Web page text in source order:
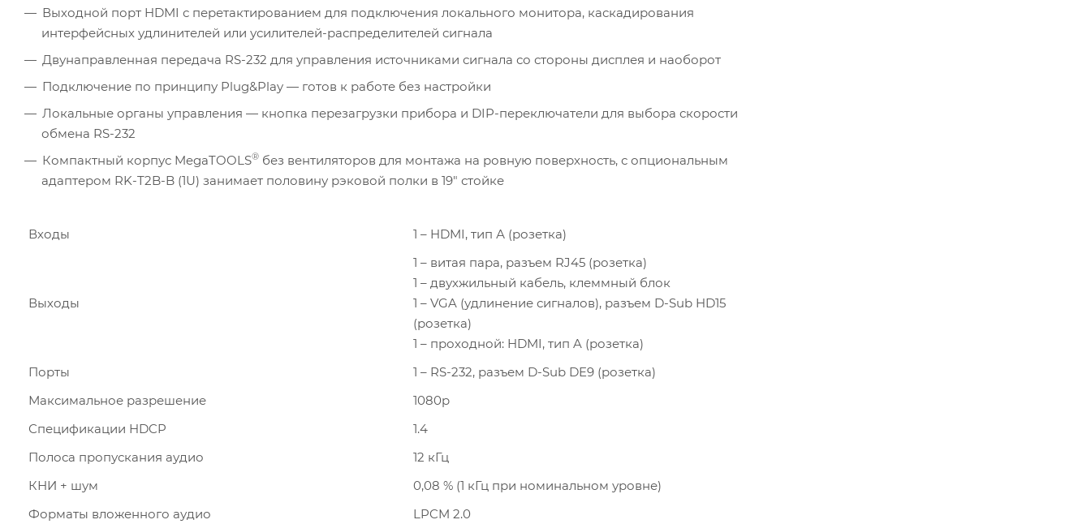
Выходной порт HDMI с перетактированием для подключения локального монитора, каскадирования
интерфейсных удлинителей или усилителей-распределителей сигнала
Двунаправленная передача RS-232 для управления источниками сигнала со стороны дисплея и наоборот
Подключение по принципу Plug&Play — готов к работе без настройки
Локальные органы управления — кнопка перезагрузки прибора и DIP-переключатели для выбора скорости
обмена RS-232
Компактный корпус MegaTOOLS® без вентиляторов для монтажа на ровную поверхность, с опциональным
адаптером RK-T2B-B (1U) занимает половину рэковой полки в 19″ стойке
Входы 1 – HDMI, тип А (розетка)
Выходы
1 – витая пара, разъем RJ45 (розетка)
1 – двухжильный кабель, клеммный блок
1 – VGA (удлинение сигналов), разъем D-Sub HD15
(розетка)
1 – проходной: HDMI, тип A (розетка)
Порты
1 – RS-232, разъем D-Sub DE9 (розетка)
Максимальное разрешение
1080p
Спецификации HDCP
1.4
Полоса пропускания аудио
12 кГц
КНИ + шум
0,08 % (1 кГц при номинальном уровне)
Форматы вложенного аудио
LPCM 2.0